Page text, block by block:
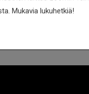
Mukavia lukuhetkiä!